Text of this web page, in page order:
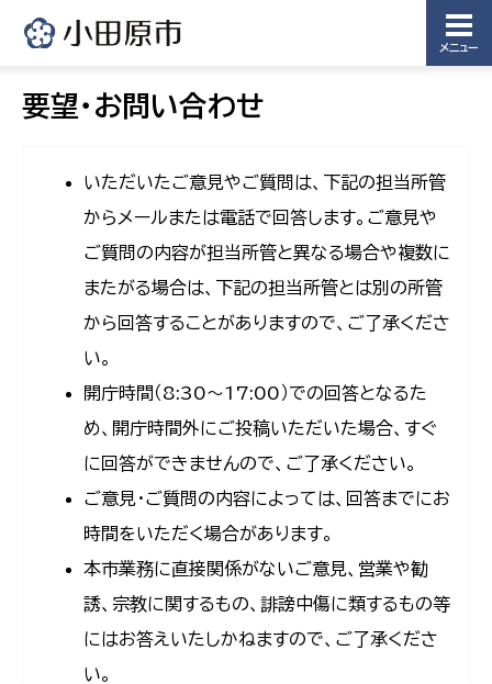
メニュー
要望・お問い合わせ
いただいたご意見やご質問は、下記の担当所管
からメールまたは電話で回答します。ご意見や
ご質問の内容が担当所管と異なる場合や複数に
またがる場合は、下記の担当所管とは別の所管
から回答することがありますので、ご了承くださ
い。
開庁時間（8:30〜17:00）での回答となるた
め、開庁時間外にご投稿いただいた場合、すぐ
に回答ができませんので、ご了承ください。
ご意見・ご質問の内容によっては、回答までにお
時間をいただく場合があります。
本市業務に直接関係がないご意見、営業や勧
誘、宗教に関するもの、誹謗中傷に類するもの等
にはお答えいたしかねますので、ご了承くださ
い。